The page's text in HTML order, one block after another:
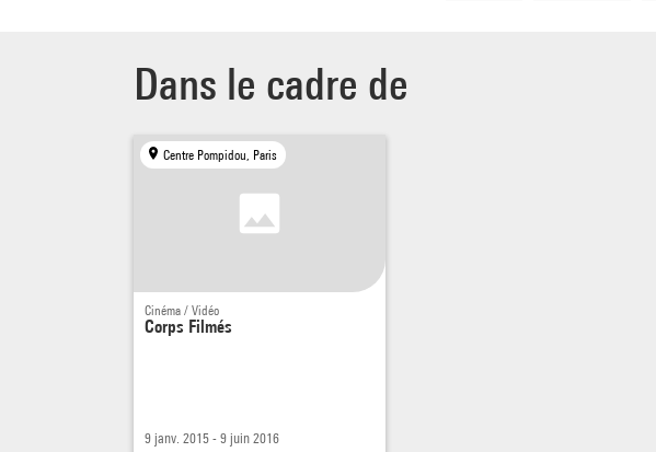
Dans le cadre de
Centre Pompidou, Paris
Cinéma / Vidéo
Corps Filmés
9 janv. 2015 - 9 juin 2016